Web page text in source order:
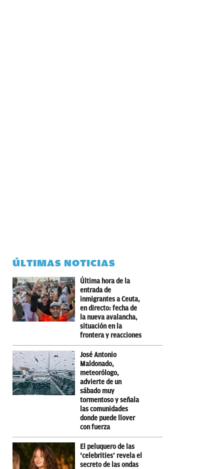
ÚLTIMAS NOTICIAS
Última hora de la
entrada de
inmigrantes a Ceuta,
en directo: fecha de
la nueva avalancha,
situación en la
frontera y reacciones
José Antonio
Maldonado,
meteorólogo,
advierte de un
sábado muy
tormentoso y señala
las comunidades
donde puede llover
con fuerza
El peluquero de las
‘celebrities’ revela el
secreto de las ondas